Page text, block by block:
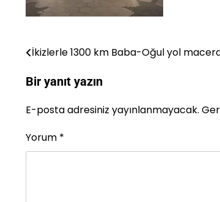
Yazı
gezinmesi
İkizlerle 1300 km Baba-Oğul yol
Bir yanıt yazın
E-posta adresiniz yayınlanmayacak.
Yorum *